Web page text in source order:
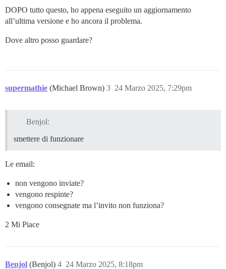
DOPO tutto questo, ho appena eseguito un aggiornamento
all’ultima versione e ho ancora il problema.
Dove altro posso guardare?
supermathie (Michael Brown) 24 Marzo 2025, 7:29pm
3
Benjol:
smettere di funzionare
Le email:
non vengono inviate?
vengono respinte?
vengono consegnate ma l’invito non funziona?
2 Mi Piace
Benjol (Benjol) 24 Marzo 2025, 8:18pm
4